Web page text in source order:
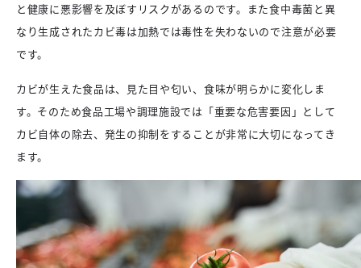
と健康に悪影響を及ぼすリスクがあるのです。また食中毒菌と異
なり生成されたカビ毒は加熱では毒性を失わないので注意が必要
です。
カビが生えた食品は、見た目や匂い、食味が明らかに変化しま
す。そのため食品工場や調理施設では「重要な危害要因」として
カビ自体の除去、発生の抑制をすることが非常に大切になってき
ます。